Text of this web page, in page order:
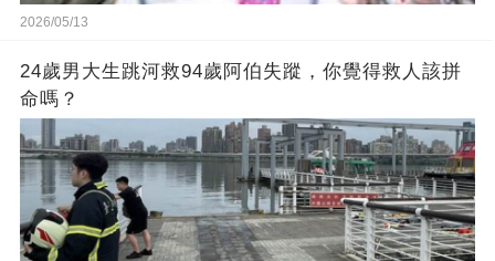
2026/05/13
24歲男大生跳河救94歲阿伯失蹤，你覺得救人該拼
命嗎？